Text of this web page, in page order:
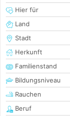
Hier für
Land
Stadt
Herkunft
Familienstand
Bildungsniveau
Rauchen
Beruf